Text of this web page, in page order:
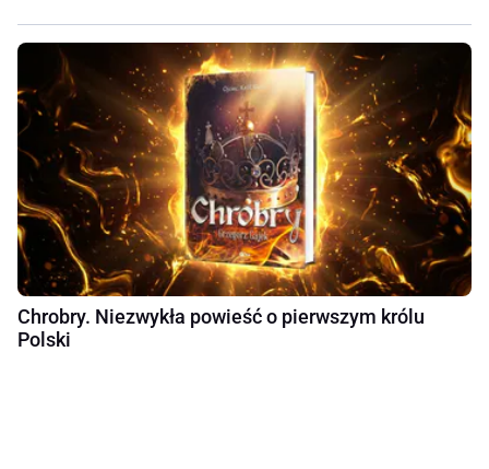
Chrobry. Niezwykła powieść o pierwszym królu
Polski